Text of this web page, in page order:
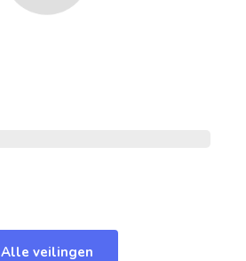
Alle veilingen